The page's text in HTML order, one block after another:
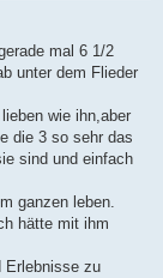
mal 6 1/2
unter dem Flieder
wie ihn,aber
die 3 so sehr das
sind und einfach
ganzen leben.
hätte mit ihm
Erlebnisse zu